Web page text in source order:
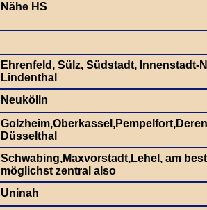
Nähe HS
Ehrenfeld, Sülz, Südstadt, Innenstadt-
Lindenthal
Neukölln
Düsselthal
Schwabing,Maxvorstadt,Lehel, am
möglichst zentral also
Uninah